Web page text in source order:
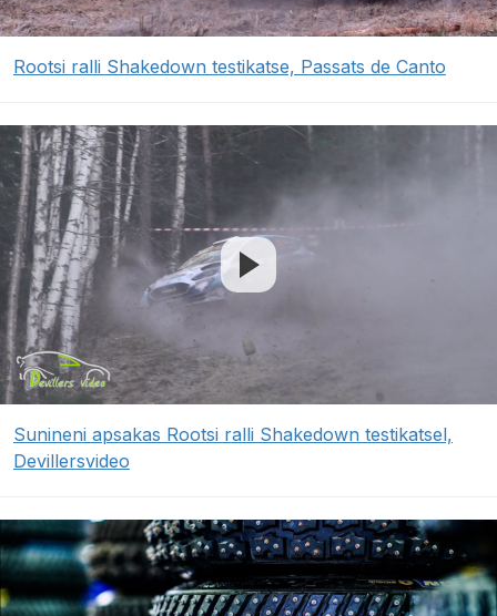
Rootsi ralli Shakedown testikatse, Passats de Canto
Sunineni apsakas Rootsi ralli Shakedown testikatsel,
Devillersvideo